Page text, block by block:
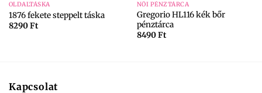
OLDALTÁSKA
1876 fekete steppelt táska
8290Ft
NŐI PÉNZTÁRCA
Gregorio HL116 kék bőr
pénztárca
8490Ft
Kapcsolat